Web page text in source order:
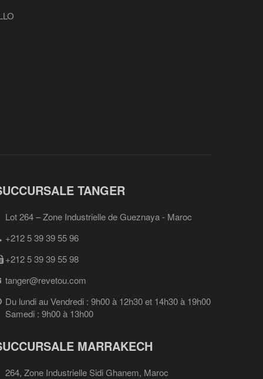
TANGER
Lot 264 – Zone Industrielle de Gueznaya - Maroc
+212 5 39 39 55 96
+212 5 39 39 55 98
tanger@revetou.com
Du lundi au Vendredi : 9h00 à 12h30 et 14h30 à 19h00
Samedi : 9h00 à 13h00
MARRAKECH
264, Zone Industrielle Sidi Ghanem, Maroc